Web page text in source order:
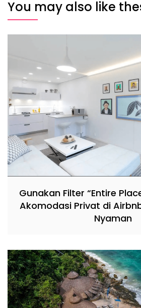
You may also like
Gunakan Filter “Entire
Akomodasi Privat di
Nyaman